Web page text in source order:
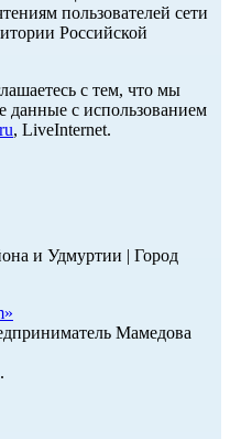
пользователей сети
Российской
с тем, что мы
данные с использованием
, LiveInternet.
и Удмуртии | Город
»
Мамедова